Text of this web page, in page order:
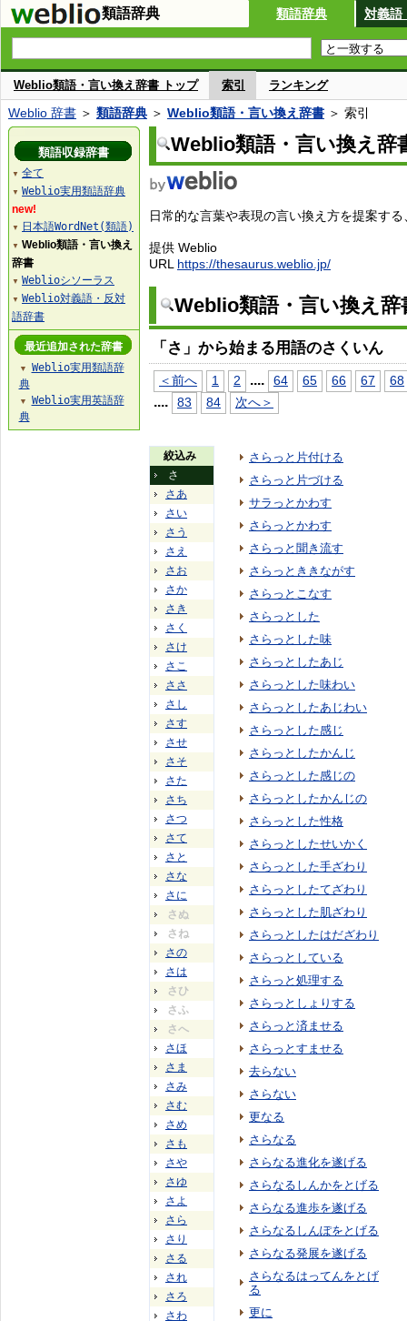
類語辞典 類語辞典 対義語
Weblio類語・言い換え辞書 トップ 索引 ランキング
Weblio 辞書 ＞ 類語辞典 ＞ Weblio類語・言い換え辞書 ＞ 索引
Weblio類語・言い換え辞
日常的な言葉や表現の言い換え方を提案す
提供 Weblio
URL https://thesaurus.weblio.jp/
Weblio類語・言い換え
「さ」から始まる用語のさくいん
＜前へ 1 2 .... 64 65 66 67 68
.... 83 84 次へ＞
絞込み
さ
さあ
さい
さう
さえ
さお
さか
さき
さく
さけ
さこ
ささ
さし
さす
させ
さそ
さた
さち
さつ
さて
さと
さな
さに
さぬ
さね
さの
さは
さひ
さふ
さへ
さほ
さま
さみ
さむ
さめ
さも
さや
さゆ
さよ
さら
さり
さる
され
さろ
さわ
さらっと片付ける
さらっと片づける
サラっとかわす
さらっとかわす
さらっと聞き流す
さらっとききながす
さらっとこなす
さらっとした
さらっとした味
さらっとしたあじ
さらっとした味わい
さらっとしたあじわい
さらっとした感じ
さらっとしたかんじ
さらっとした感じの
さらっとしたかんじの
さらっとした性格
さらっとしたせいかく
さらっとした手ざわり
さらっとしたてざわり
さらっとした肌ざわり
さらっとしたはだざわり
さらっとしている
さらっと処理する
さらっとしょりする
さらっと済ませる
さらっとすませる
去らない
さらない
更なる
さらなる
さらなる進化を遂げる
さらなるしんかをとげる
さらなる進歩を遂げる
さらなるしんぽをとげる
さらなる発展を遂げる
さらなるはってんをとげ
る
更に
類語収録辞書
▼ 全て
▼ Weblio実用類語辞典
new!
▼ 日本語WordNet(類語)
▼ Weblio類語・言い換え
辞書
▼ Weblioシソーラス
▼ Weblio対義語・反対
語辞書
最近追加された辞書
▼
Weblio実用類語辞
典
▼
Weblio実用英語辞
典